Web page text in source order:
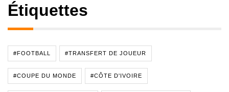
Étiquettes
#FOOTBALL #TRANSFERT DE JOUEUR
#COUPE DU MONDE #CÔTE D'IVOIRE